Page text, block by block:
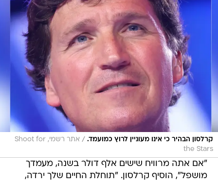
קרלסון הבהיר כי אינו מעוניין לרוץ כמועמד. /
אתר רשמי, Shoot for
the Stars
"אם אתה מרוויח שישים אלף דולר בשנה, מעמדך
מושפל", הוסיף קרלסון. "תוחלת החיים שלך ירדה,